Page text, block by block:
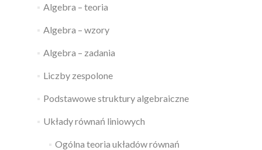
Algebra – teoria
Algebra – wzory
Algebra – zadania
Liczby zespolone
Podstawowe struktury algebraiczne
Układy równań liniowych
Ogólna teoria układów równań